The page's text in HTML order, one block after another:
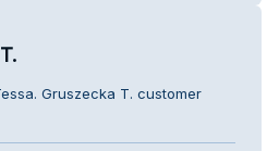
Gruszecka T. customer